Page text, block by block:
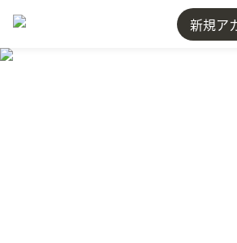
新規ア